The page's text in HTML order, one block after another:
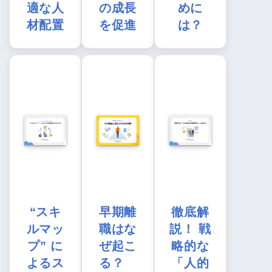
適な人
材配置
の成長
を促進
めに
は？
“スキ
ルマッ
プ” に
よるス
早期離
職はな
ぜ起こ
る？
徹底解
説！ 戦
略的な
「人的